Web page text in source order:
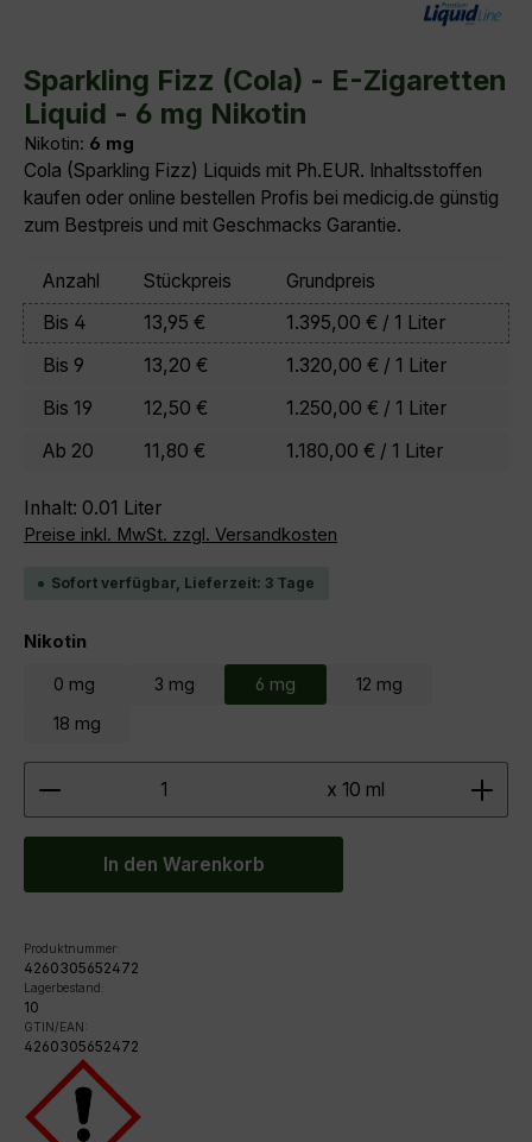
Durchschnittliche Bewertung von 0 von 5 Sternen
Sparkling Fizz (Cola) - E-Zigaretten
Liquid - 6 mg Nikotin
Nikotin: 6 mg
Cola (Sparkling Fizz) Liquids mit Ph.EUR. Inhaltsstoffen
kaufen oder online bestellen Profis bei medicig.de günstig
zum Bestpreis und mit Geschmacks Garantie.
Anzahl Stückpreis
Grundpreis
Bis 4 13,95 €
1.395,00 € / 1 Liter
Bis 9 13,20 €
1.320,00 € / 1 Liter
Bis 19 12,50 €
1.250,00 € / 1 Liter
Ab 20 11,80 € 1.180,00 € / 1 Liter
Inhalt: 0.01 Liter
Preise inkl. MwSt. zzgl. Versandkosten
Sofort verfügbar, Lieferzeit: 3 Tage
Nikotin
0 mg 3 mg 6 mg
12 mg
18 mg
Produkt Anzahl: Gib den gewünschten Wert ein
x 10 ml
In den Warenkorb
Produktnummer:
4260305652472
Lagerbestand:
10
GTIN/EAN:
4260305652472